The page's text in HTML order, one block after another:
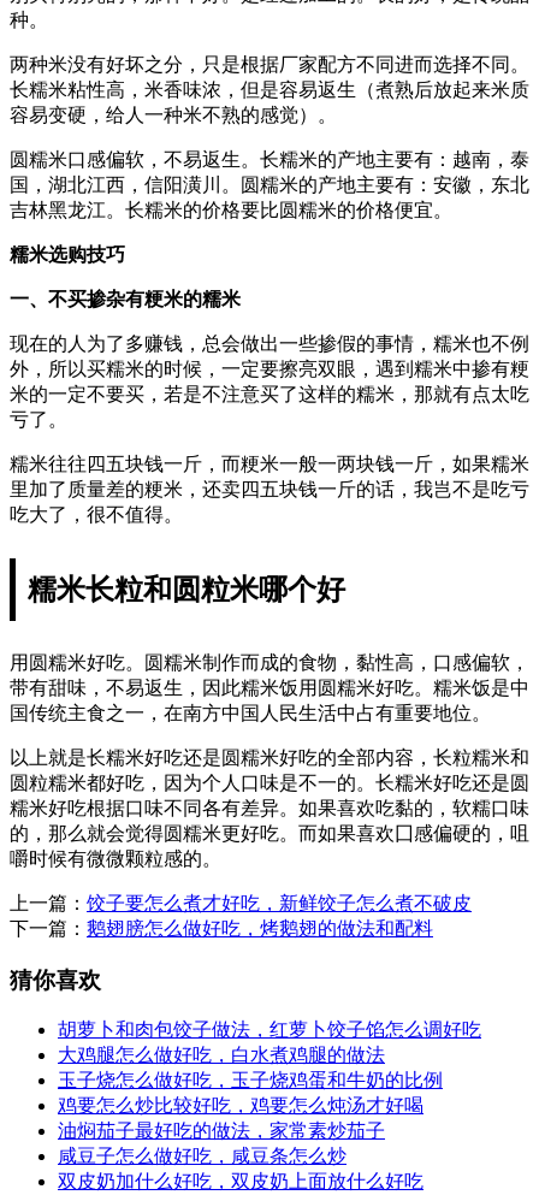
种。
两种米没有好坏之分，只是根据厂家配方不同进而选择不同。
长糯米粘性高，米香味浓，但是容易返生（煮熟后放起来米质
容易变硬，给人一种米不熟的感觉）。
圆糯米口感偏软，不易返生。长糯米的产地主要有：越南，泰
国，湖北江西，信阳潢川。圆糯米的产地主要有：安徽，东北
吉林黑龙江。长糯米的价格要比圆糯米的价格便宜。
糯米选购技巧
一、不买掺杂有粳米的糯米
现在的人为了多赚钱，总会做出一些掺假的事情，糯米也不例
外，所以买糯米的时候，一定要擦亮双眼，遇到糯米中掺有粳
米的一定不要买，若是不注意买了这样的糯米，那就有点太吃
亏了。
糯米往往四五块钱一斤，而粳米一般一两块钱一斤，如果糯米
里加了质量差的粳米，还卖四五块钱一斤的话，我岂不是吃亏
吃大了，很不值得。
糯米长粒和圆粒米哪个好
用圆糯米好吃。圆糯米制作而成的食物，黏性高，口感偏软，
带有甜味，不易返生，因此糯米饭用圆糯米好吃。糯米饭是中
国传统主食之一，在南方中国人民生活中占有重要地位。
以上就是长糯米好吃还是圆糯米好吃的全部内容，长粒糯米和
圆粒糯米都好吃，因为个人口味是不一的。长糯米好吃还是圆
糯米好吃根据口味不同各有差异。如果喜欢吃黏的，软糯口味
的，那么就会觉得圆糯米更好吃。而如果喜欢囗感偏硬的，咀
嚼时候有微微颗粒感的。
上一篇： 饺子要怎么煮才好吃，新鲜饺子怎么煮不破皮
下一篇： 鹅翅膀怎么做好吃，烤鹅翅的做法和配料
猜你喜欢
胡萝卜和肉包饺子做法，红萝卜饺子馅怎么调好吃
大鸡腿怎么做好吃，白水煮鸡腿的做法
玉子烧怎么做好吃，玉子烧鸡蛋和牛奶的比例
鸡要怎么炒比较好吃，鸡要怎么炖汤才好喝
油焖茄子最好吃的做法，家常素炒茄子
咸豆子怎么做好吃，咸豆条怎么炒
双皮奶加什么好吃，双皮奶上面放什么好吃